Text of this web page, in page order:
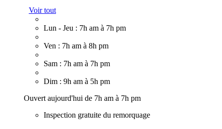
Voir tout
Lun - Jeu : 7h am à 7h pm
Ven : 7h am à 8h pm
Sam : 7h am à 7h pm
Dim : 9h am à 5h pm
Ouvert aujourd'hui de 7h am à 7h pm
Inspection gratuite du remorquage